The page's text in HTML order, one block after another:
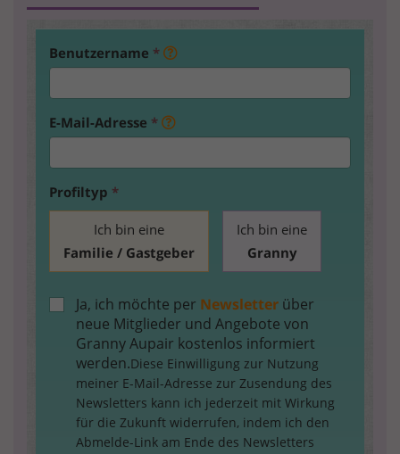
Benutzername *
E-Mail-Adresse *
Profiltyp *
Ich bin eine
Familie / Gastgeber
Ich bin eine
Granny
Ja, ich möchte per Newsletter über
neue Mitglieder und Angebote von
Granny Aupair kostenlos informiert
werden.Diese Einwilligung zur Nutzung
meiner E-Mail-Adresse zur Zusendung des
Newsletters kann ich jederzeit mit Wirkung
für die Zukunft widerrufen, indem ich den
Abmelde-Link am Ende des Newsletters